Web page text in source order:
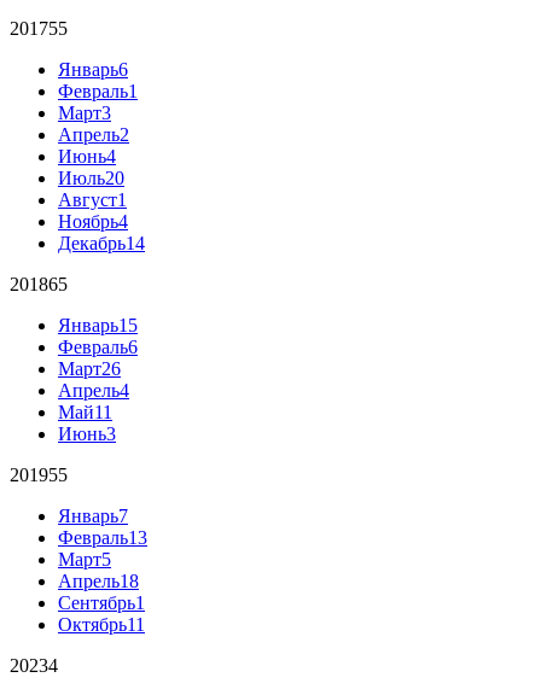
201755
Январь6
Февраль1
Март3
Апрель2
Июнь4
Июль20
Август1
Ноябрь4
Декабрь14
201865
Январь15
Февраль6
Март26
Апрель4
Май11
Июнь3
201955
Январь7
Февраль13
Март5
Апрель18
Сентябрь1
Октябрь11
20234